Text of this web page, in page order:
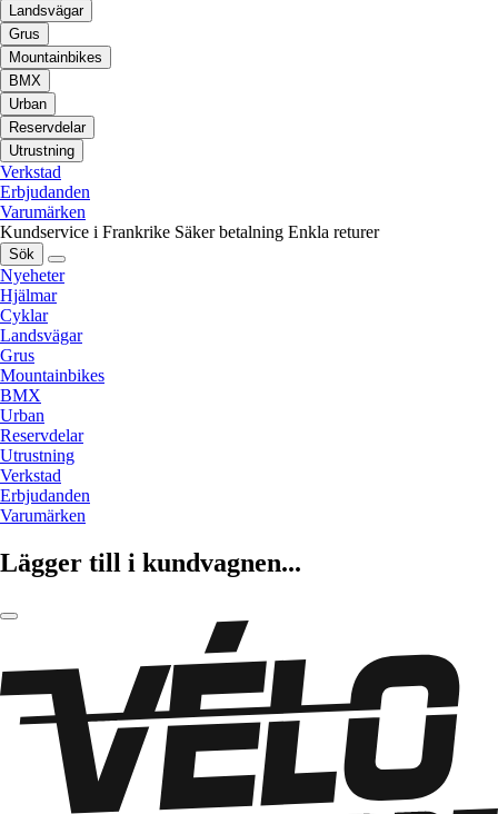
Landsvägar
Grus
Mountainbikes
BMX
Urban
Reservdelar
Utrustning
Verkstad
Erbjudanden
Varumärken
Kundservice i Frankrike Säker betalning Enkla returer
Sök
Nyeheter
Hjälmar
Cyklar
Landsvägar
Grus
Mountainbikes
BMX
Urban
Reservdelar
Utrustning
Verkstad
Erbjudanden
Varumärken
Lägger till i kundvagnen...